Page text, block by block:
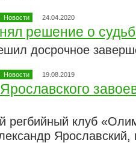
Новости 24.04.2020
решение о
досрочное
Новости 19.08.2019
регбийный клуб